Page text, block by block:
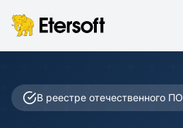
В реестре отечественного ПО